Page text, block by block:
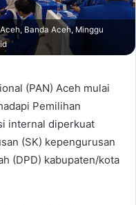
Banda Aceh, Minggu
(PAN) Aceh mulai
Pemilihan
internal diperkuat
(SK) kepengurusan
(DPD) kabupaten/kota